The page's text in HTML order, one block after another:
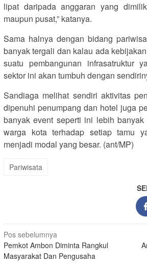
lipat daripada anggaran yang
maupun pusat,” katanya.
Sama halnya dengan bidang
banyak tergali dan kalau ada
suatu pembangunan infrasatruktur
sektor ini akan tumbuh dengan
Sandiaga melihat sendiri aktivitas
dipenuhi penumpang dan hotel juga
banyak event seperti ini lebih banyak
warga kota terhadap setiap tamu
menjadi modal yang besar. (ant/MP)
Pariwisata
Navigasi
pos
Pos sebelumnya
Pemkot Ambon Diminta Rangkul
Masyarakat Dan Pengusaha